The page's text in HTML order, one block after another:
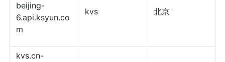
beijing-
6.api.ksyun.co
m
kvs 北京
kvs.cn-